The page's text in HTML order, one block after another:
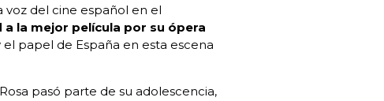
voz del cine español en el
la mejor película por su ópera
papel de España en esta escena
pasó parte de su adolescencia,